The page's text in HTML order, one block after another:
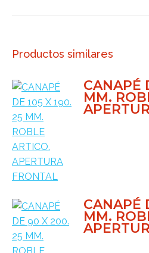
Productos similares
CANAPÉ
MM.
CANAPÉ
MM.